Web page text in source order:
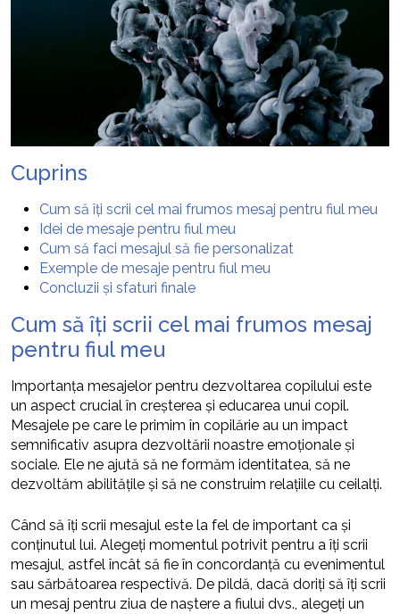
Cuprins
Cum să îți scrii cel mai frumos mesaj pentru fiul meu
Idei de mesaje pentru fiul meu
Cum să faci mesajul să fie personalizat
Exemple de mesaje pentru fiul meu
Concluzii și sfaturi finale
Cum să îți scrii cel mai frumos mesaj
pentru fiul meu
Importanța mesajelor pentru dezvoltarea copilului este
un aspect crucial în creșterea și educarea unui copil.
Mesajele pe care le primim în copilărie au un impact
semnificativ asupra dezvoltării noastre emoționale și
sociale. Ele ne ajută să ne formăm identitatea, să ne
dezvoltăm abilitățile și să ne construim relațiile cu ceilalți.
Când să îți scrii mesajul este la fel de important ca și
conținutul lui. Alegeți momentul potrivit pentru a îți scrii
mesajul, astfel încât să fie în concordanță cu evenimentul
sau sărbătoarea respectivă. De pildă, dacă doriți să îți scrii
un mesaj pentru ziua de naștere a fiului dvs., alegeți un